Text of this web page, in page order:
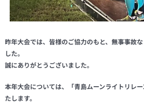
昨年大会では、皆様のご協力のもと、無事事故
した。
誠にありがとうございました。
本年大会については、「青島ムーンライトリレ
たします。